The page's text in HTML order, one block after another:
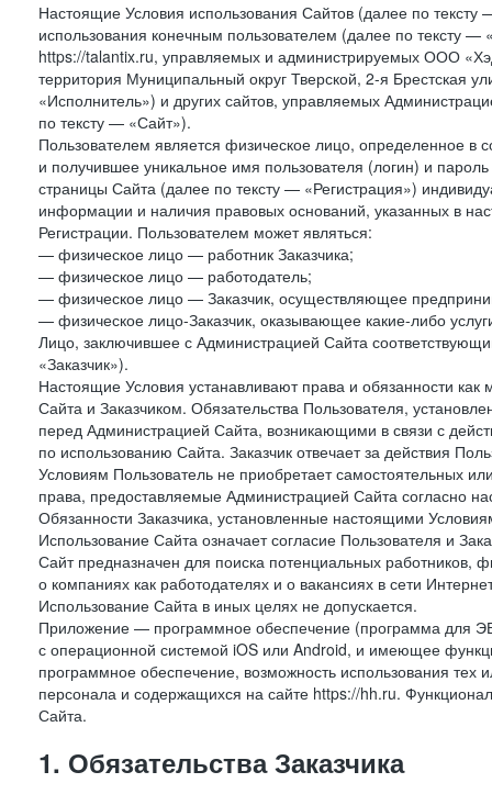
Настоящие Условия использования Сайтов (далее по
использования конечным пользователем (далее по тексту
https://talantix.ru, управляемых и администрируемых ООО
территория Муниципальный округ Тверской, 2-я
«Исполнитель») и других сайтов, управляемых
по тексту — «Сайт»).
Пользователем является физическое лицо, определенное в
и получившее уникальное имя пользователя (логин) и
страницы Сайта (далее по тексту — «Регистрация»)
информации и наличия правовых оснований, указанных в
Регистрации. Пользователем может являться:
— физическое лицо — работник Заказчика;
— физическое лицо — работодатель;
— физическое лицо — Заказчик, осуществляющее
— физическое лицо-Заказчик, оказывающее какие-либо
Лицо, заключившее с Администрацией Сайта
«Заказчик»).
Настоящие Условия устанавливают права и обязанности
Сайта и Заказчиком. Обязательства Пользователя,
перед Администрацией Сайта, возникающими в связи с
по использованию Сайта. Заказчик отвечает за действия
Условиям Пользователь не приобретает самостоятельных
права, предоставляемые Администрацией Сайта согласно
Обязанности Заказчика, установленные настоящими
Использование Сайта означает согласие Пользователя и
Сайт предназначен для поиска потенциальных
о компаниях как работодателях и о вакансиях в сети
Использование Сайта в иных целях не допускается.
Приложение — программное обеспечение (программа для
с операционной системой iOS или Android, и имеющее
программное обеспечение, возможность использования
персонала и содержащихся на сайте https://hh.ru.
Сайта.
1. Обязательства Заказчика